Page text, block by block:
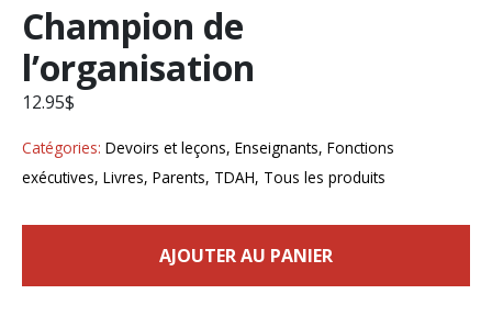
Champion de
l’organisation
12.95$
Catégories: Devoirs et leçons, Enseignants, Fonctions
exécutives, Livres, Parents, TDAH, Tous les produits
AJOUTER AU PANIER